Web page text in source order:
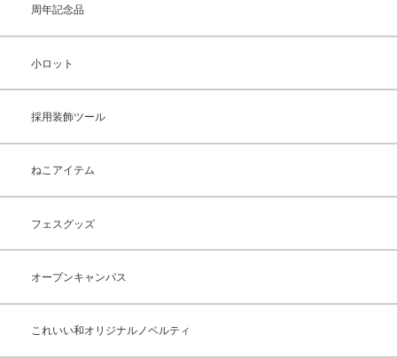
周年記念品
小ロット
採用装飾ツール
ねこアイテム
フェスグッズ
オープンキャンパス
これいい和オリジナルノベルティ